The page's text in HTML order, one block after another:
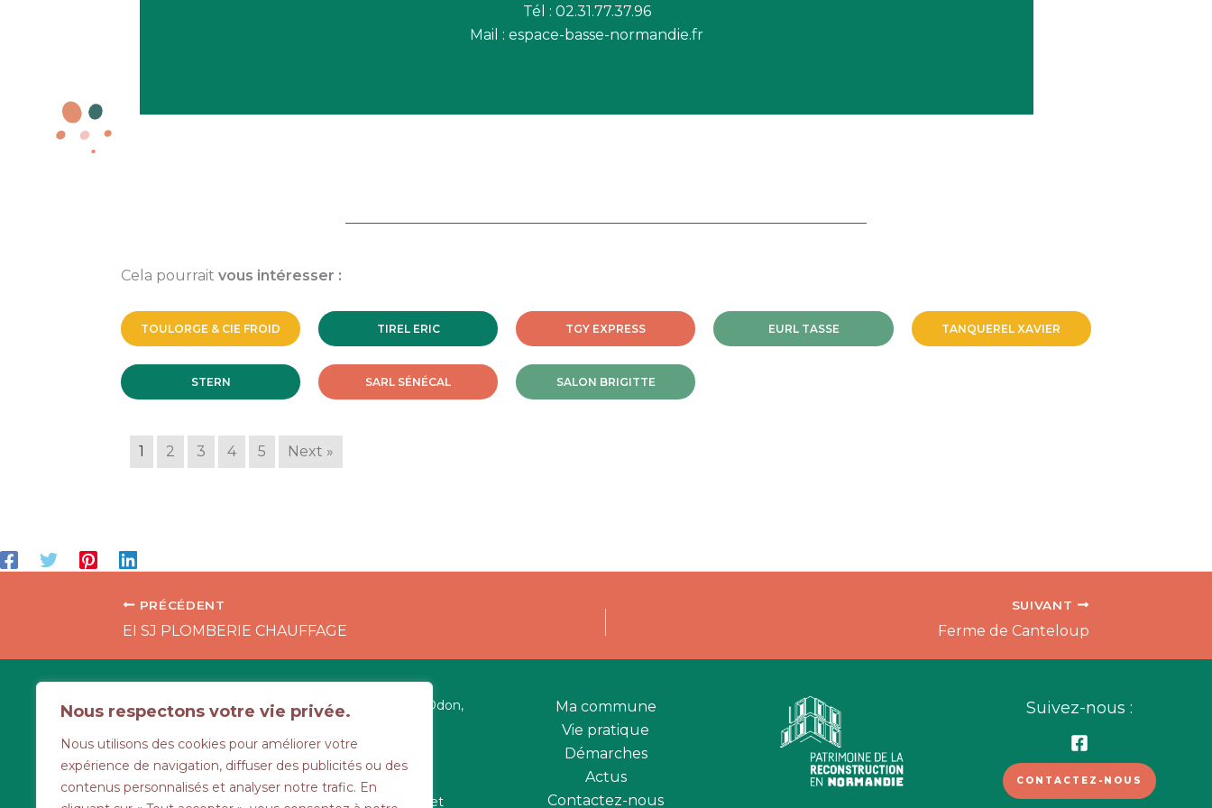
Nous respectons votre vie privée.
Nous utilisons des cookies pour améliorer votre
expérience de navigation, diffuser des publicités ou des
contenus personnalisés et analyser notre trafic. En
Tél : 02.31.77.37.96
Mail : espace-basse-normandie.fr
Cela pourraitvous intéresser :
TOULORGE & CIE FROID TIREL ERIC TGY EXPRESS EURL TASSE TANQUEREL XAVIER
STERN SARL SÉNÉCAL SALON BRIGITTE
1 2 3 4 5 Next »
PRÉCÉDENT
EI SJ PLOMBERIE CHAUFFAGE
SUIVANT
Ferme de Canteloup
6 route d'Aunay sur Odon,
Les lundis, mardis, jeudis et
Ma commune
Vie pratique
Démarches
Actus
Contactez-nous
Suivez-nous :
CONTACTEZ-NOUS